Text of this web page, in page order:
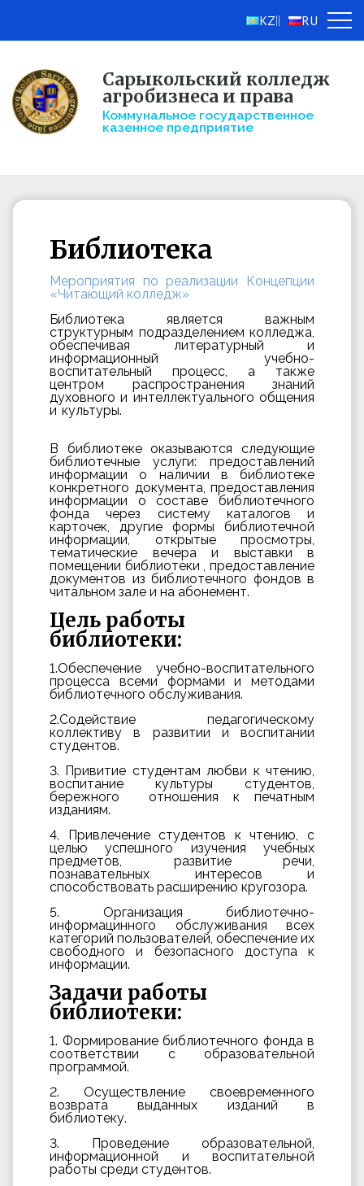
KZ RU
Сарыкольский колледж
агробизнеса и права
Коммунальное государственное
казенное предприятие
Библиотека
Мероприятия по реализации Концепции
«Читающий колледж»
Библиотека является важным
структурным подразделением колледжа,
обеспечивая литературный и
информационный учебно-
воспитательный процесс, а также
центром распространения знаний
духовного и интеллектуального общения
и культуры.
В библиотеке оказываются следующие
библиотечные услуги: предоставлений
информации о наличии в библиотеке
конкретного документа, предоставления
информации о составе библиотечного
фонда через систему каталогов и
карточек, другие формы библиотечной
информации, открытые просмотры,
тематические вечера и выставки в
помещении библиотеки , предоставление
документов из библиотечного фондов в
читальном зале и на абонемент.
Цель работы
библиотеки:
1.Обеспечение учебно-воспитательного
процесса всеми формами и методами
библиотечного обслуживания.
2.Содействие педагогическому
коллективу в развитии и воспитании
студентов.
3. Привитие студентам любви к чтению,
воспитание культуры студентов,
бережного отношения к печатным
изданиям.
4. Привлечение студентов к чтению, с
целью успешного изучения учебных
предметов, развитие речи,
познавательных интересов и
способствовать расширению кругозора.
5. Организация библиотечно-
информацинного обслуживания всех
категорий пользователей, обеспечение их
свободного и безопасного доступа к
информации.
Задачи работы
библиотеки:
1. Формирование библиотечного фонда в
соответствии с образовательной
программой.
2. Осуществление своевременного
возврата выданных изданий в
библиотеку.
3. Проведение образовательной,
информационной и воспитательной
работы среди студентов.